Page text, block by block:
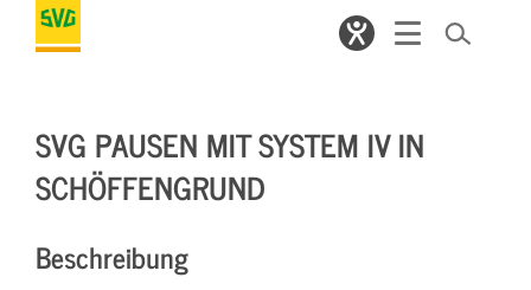
SVG PAUSEN MIT SYSTEM IV IN
SCHÖFFENGRUND
Beschreibung